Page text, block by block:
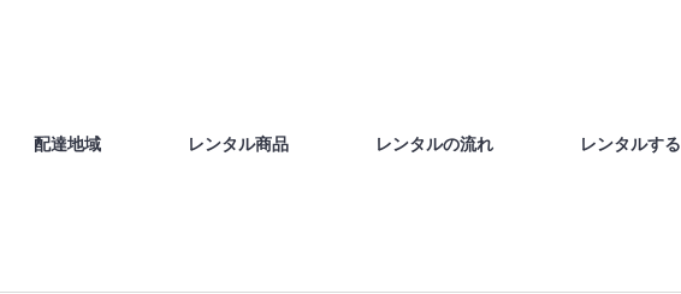
配達地域 レンタル商品 レンタルの流れ レンタルする